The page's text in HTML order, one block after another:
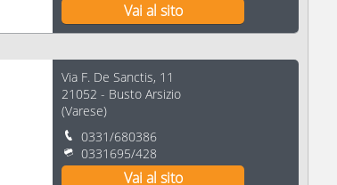
Vai al sito
Via F. De Sanctis, 11
21052 - Busto Arsizio
(Varese)
0331/680386
0331695/428
Vai al sito